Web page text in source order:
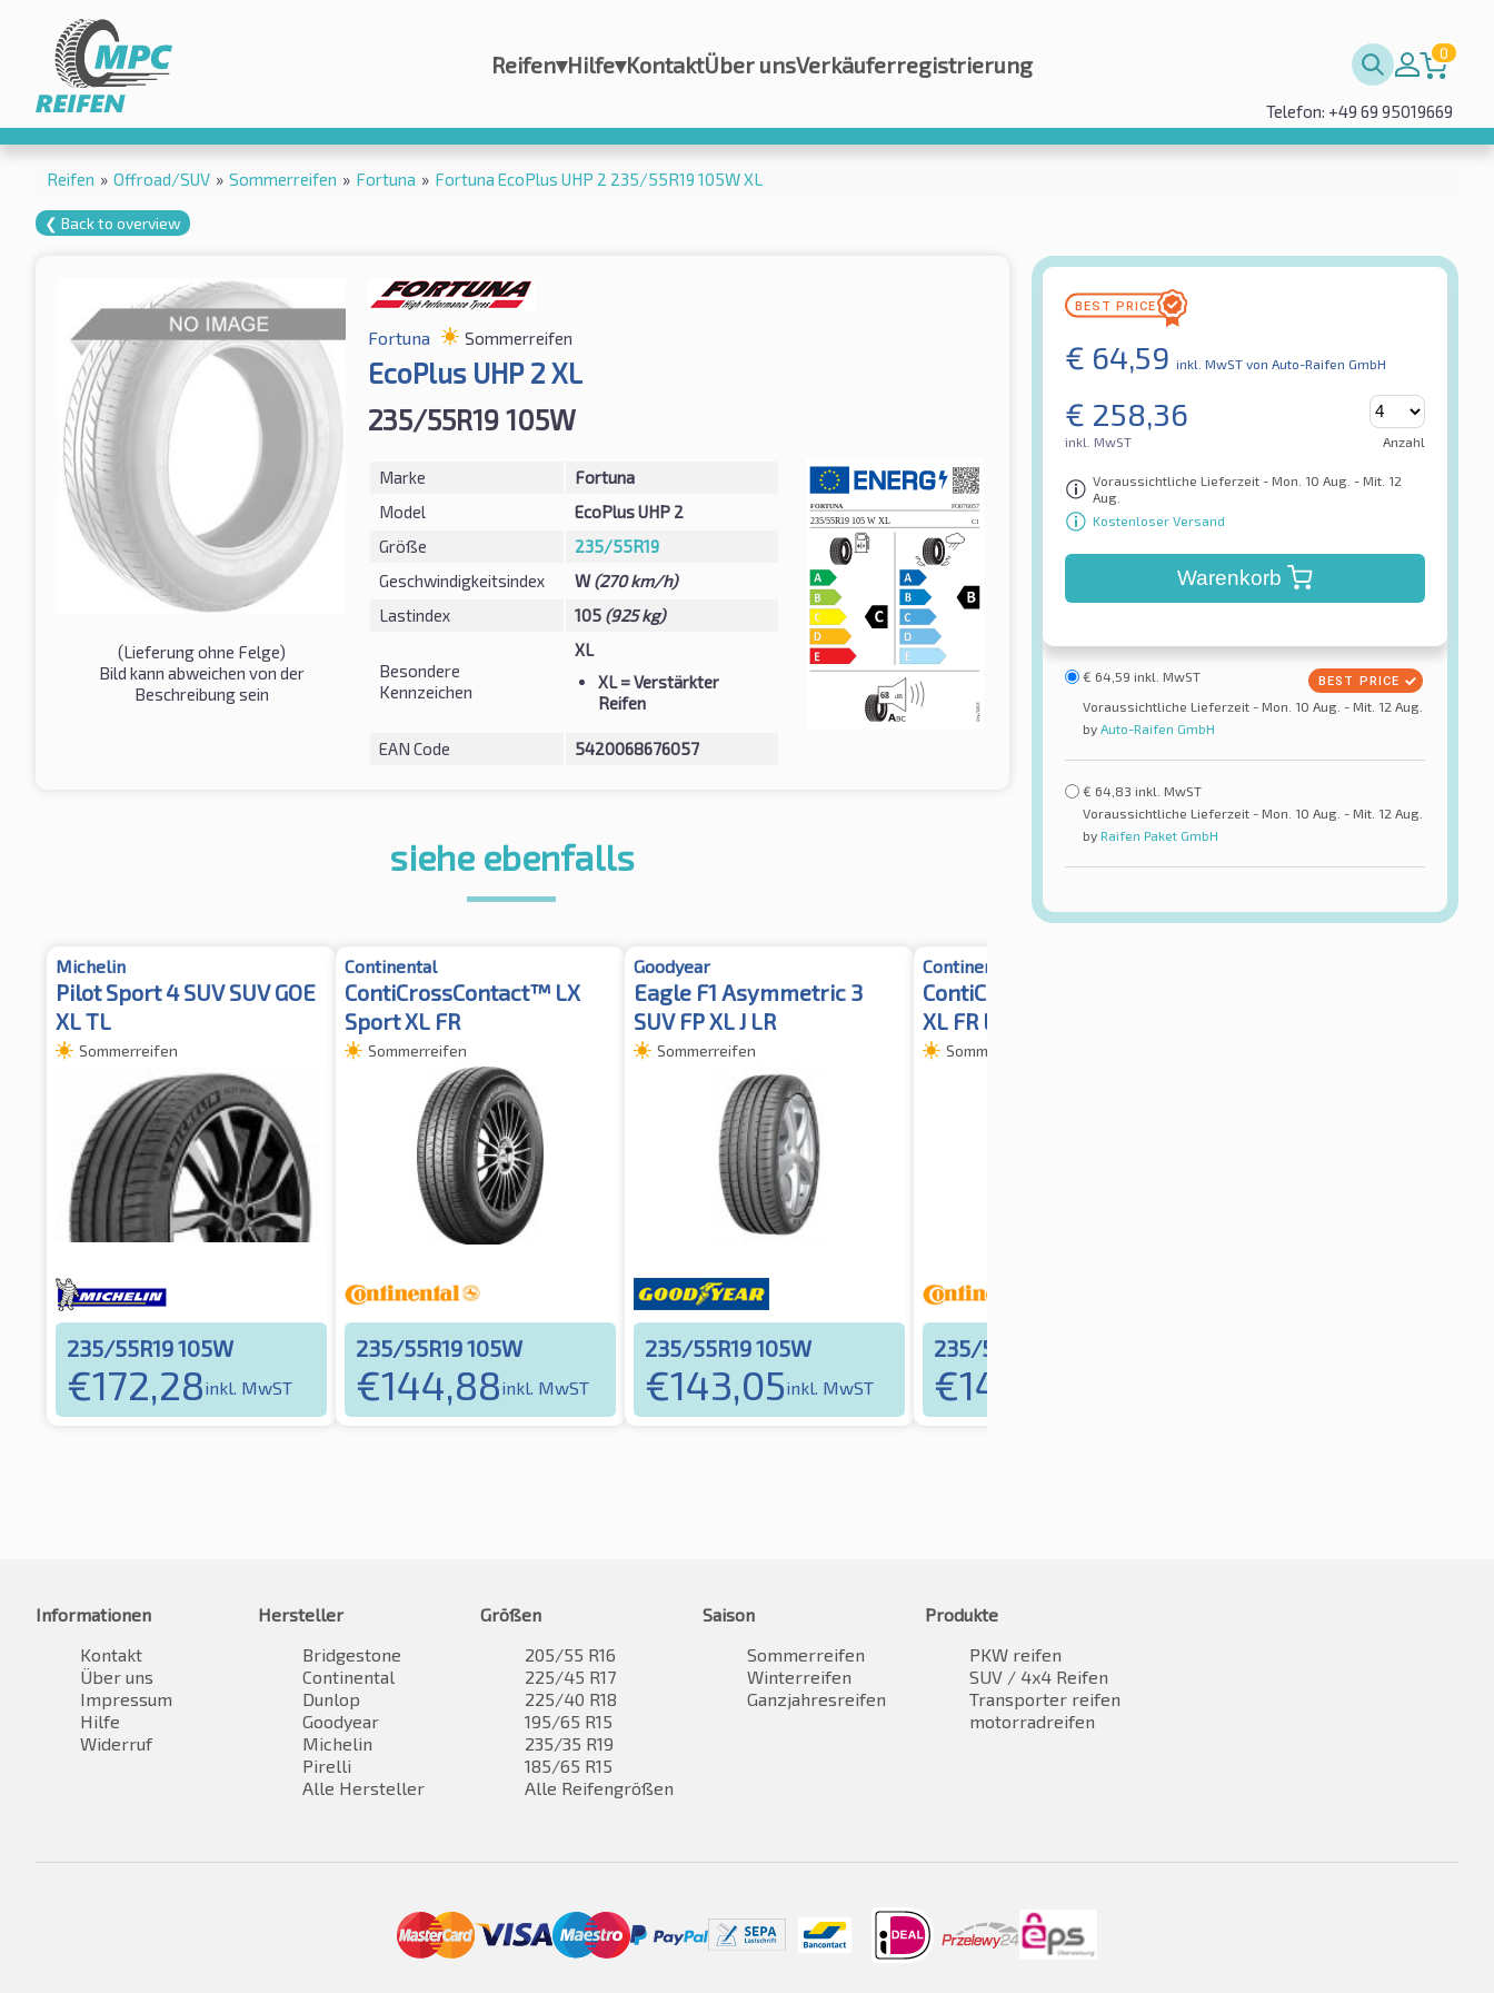
Reifen▾Hilfe▾KontaktÜber unsVerkäuferregistrierung 0
Telefon: +49 69 95019669
Reifen » Offroad/SUV » Sommerreifen » Fortuna » Fortuna EcoPlus UHP 2 235/55R19 105W XL
❮ Back to overview
(Lieferung ohne Felge)
Bild kann abweichen von der
Beschreibung sein
Fortuna Sommerreifen
EcoPlus UHP 2 XL
235/55R19 105W
Marke
Fortuna
Model
EcoPlus UHP 2
Größe
235/55R19
Geschwindigkeitsindex
W(270 km/h)
Lastindex
105 (925 kg)
Besondere
Kennzeichen
XL
XL= Verstärkter
Reifen
EAN Code 5420068676057
€ 64,59 inkl. MwST von Auto-Raifen GmbH
€ 258,36
inkl. MwST Anzahl
Voraussichtliche Lieferzeit - Mon. 10 Aug. - Mit. 12
Aug.
Kostenloser Versand
Warenkorb
€ 64,59 inkl. MwST
Voraussichtliche Lieferzeit - Mon. 10 Aug. - Mit. 12 Aug.
by Auto-Raifen GmbH
€ 64,83 inkl. MwST
Voraussichtliche Lieferzeit - Mon. 10 Aug. - Mit. 12 Aug.
by Raifen Paket GmbH
siehe ebenfalls
Michelin
Pilot Sport 4 SUV SUV GOE
XL TL
Sommerreifen
235/55R19 105W
€172,28inkl. MwST
Continental
ContiCrossContact™ LX
Sport XL FR
Sommerreifen
235/55R19 105W
€144,88inkl. MwST
Goodyear
Eagle F1 Asymmetric 3
SUV FP XL J LR
Sommerreifen
235/55R19 105W
€143,05inkl. MwST
Continental
ContiCrossContact™ UHP
XL FR LR
Sommerreifen
235/55R19 105W
€141,04
Informationen
Kontakt
Über uns
Impressum
Hilfe
Widerruf
Hersteller
Bridgestone
Continental
Dunlop
Goodyear
Michelin
Pirelli
Alle Hersteller
Größen
205/55 R16
225/45 R17
225/40 R18
195/65 R15
235/35 R19
185/65 R15
Alle Reifengrößen
Saison
Sommerreifen
Winterreifen
Ganzjahresreifen
Produkte
PKW reifen
SUV / 4x4 Reifen
Transporter reifen
motorradreifen